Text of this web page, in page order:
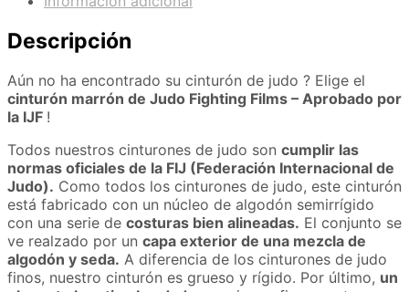
Descripción
Aún no ha encontrado su cinturón de judo ? Elige el
cinturón marrón de Judo Fighting Films – Aprobado por
la IJF !
Todos nuestros cinturones de judo son cumplir las
normas oficiales de la FIJ (Federación Internacional de
Judo). Como todos los cinturones de judo, este cinturón
está fabricado con un núcleo de algodón semirrígido
con una serie de costuras bien alineadas. El conjunto se
ve realzado por un capa exterior de una mezcla de
algodón y seda. A diferencia de los cinturones de judo
finos, nuestro cinturón es grueso y rígido. Por último, un